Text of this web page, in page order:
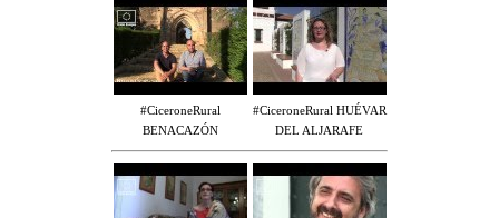
#CiceroneRural
BENACAZÓN
#CiceroneRural HUÉVAR
DEL ALJARAFE